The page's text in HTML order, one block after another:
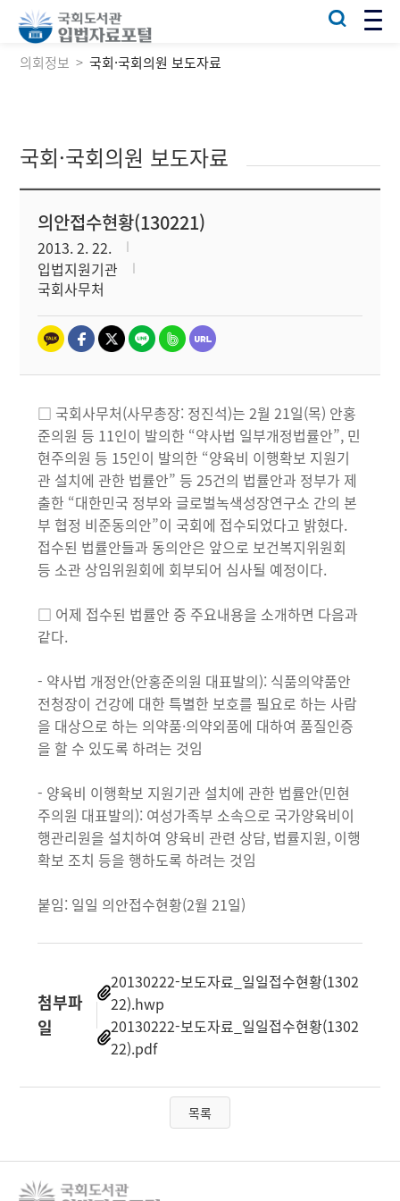
의회정보 국회·국회의원 보도자료
국회·국회의원 보도자료
의안접수현황(130221)
2013. 2. 22.
입법지원기관
국회사무처
□ 국회사무처(사무총장: 정진석)는 2월 21일(목) 안홍
준의원 등 11인이 발의한 “약사법 일부개정법률안”, 민
현주의원 등 15인이 발의한 “양육비 이행확보 지원기
관 설치에 관한 법률안” 등 25건의 법률안과 정부가 제
출한 “대한민국 정부와 글로벌녹색성장연구소 간의 본
부 협정 비준동의안”이 국회에 접수되었다고 밝혔다.
접수된 법률안들과 동의안은 앞으로 보건복지위원회
등 소관 상임위원회에 회부되어 심사될 예정이다.
□ 어제 접수된 법률안 중 주요내용을 소개하면 다음과
같다.
- 약사법 개정안(안홍준의원 대표발의): 식품의약품안
전청장이 건강에 대한 특별한 보호를 필요로 하는 사람
을 대상으로 하는 의약품·의약외품에 대하여 품질인증
을 할 수 있도록 하려는 것임
- 양육비 이행확보 지원기관 설치에 관한 법률안(민현
주의원 대표발의): 여성가족부 소속으로 국가양육비이
행관리원을 설치하여 양육비 관련 상담, 법률지원, 이행
확보 조치 등을 행하도록 하려는 것임
붙임: 일일 의안접수현황(2월 21일)
첨부파
일
20130222-보도자료_일일접수현황(1302
22).hwp
20130222-보도자료_일일접수현황(1302
22).pdf
목록